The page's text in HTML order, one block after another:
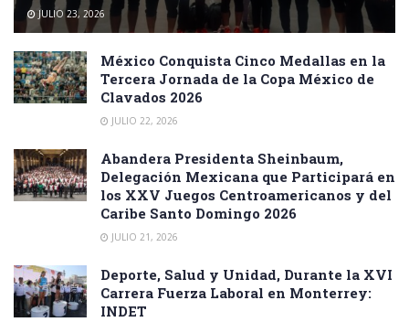
JULIO 23, 2026
México Conquista Cinco Medallas en la
Tercera Jornada de la Copa México de
Clavados 2026
JULIO 22, 2026
Abandera Presidenta Sheinbaum,
Delegación Mexicana que Participará en
los XXV Juegos Centroamericanos y del
Caribe Santo Domingo 2026
JULIO 21, 2026
Deporte, Salud y Unidad, Durante la XVI
Carrera Fuerza Laboral en Monterrey:
INDET